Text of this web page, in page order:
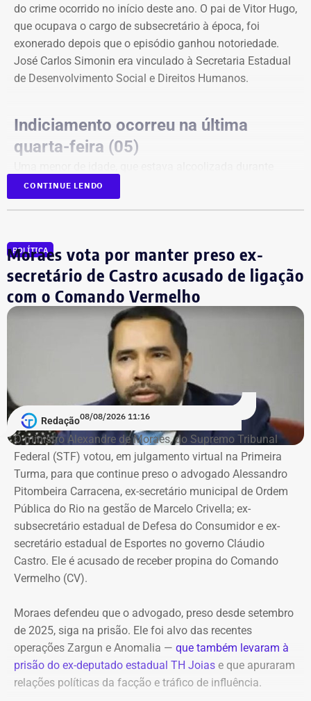
do crime ocorrido no início deste ano. O pai de Vitor Hugo,
que ocupava o cargo de subsecretário à época, foi
exonerado depois que o episódio ganhou notoriedade.
José Carlos Simonin era vinculado à Secretaria Estadual
de Desenvolvimento Social e Direitos Humanos.
Indiciamento ocorreu na última
quarta-feira (05)
uma festa em Botafogo, na Zona Sul do Rio, disse que
Vitor Hugo a forçou a fazer sexo oral, apesar de ela ter
tentou tocar a vítima sem consentimento em diferentes
momentos da festa. Segundo os depoimentos, ela teria
contado, aos prantos, o que havia acontecido.
A adolescente reconheceu formalmente Vitor Hugo.
Segundo o relatório final do inquérito, há “robustos
indícios de autoria” contra ele.
Investigado em um terceiro caso
Vitor Hugo também é alvo de outra investigação. Em
julho, a Delegacia de Atendimento à Mulher (Deam) da
Zona Sul instaurou um inquérito após receber do
Ministério Público do Rio (MPRJ) uma notícia de fato que
apontava um possível estupro contra uma adolescente de
17 anos durante o pré-carnaval deste ano.
A investigação está em andamento e tramita sob sigilo.
que ocorreria na sexta-feira (07), foi adiada para a
próxima quinta-feira (13).
Com informações do portal “g1”.
CONTINUE LENDO
POLÍTICA
Moraes vota por manter preso ex-
secretário de Castro acusado de ligação
com o Comando Vermelho
Redação08/08/2026 11:16
O ministro Alexandre de Moraes, do Supremo Tribunal
Federal (STF) votou, em julgamento virtual na Primeira
Turma, para que continue preso o advogado Alessandro
Pitombeira Carracena, ex-secretário municipal de Ordem
Pública do Rio na gestão de Marcelo Crivella; ex-
subsecretário estadual de Defesa do Consumidor e ex-
secretário estadual de Esportes no governo Cláudio
Castro. Ele é acusado de receber propina do Comando
Vermelho (CV).
Moraes defendeu que o advogado, preso desde setembro
de 2025, siga na prisão. Ele foi alvo das recentes
operações Zargun e Anomalia — que também levaram à
prisão do ex-deputado estadual TH Joias e que apuraram
relações políticas da facção e tráfico de influência.